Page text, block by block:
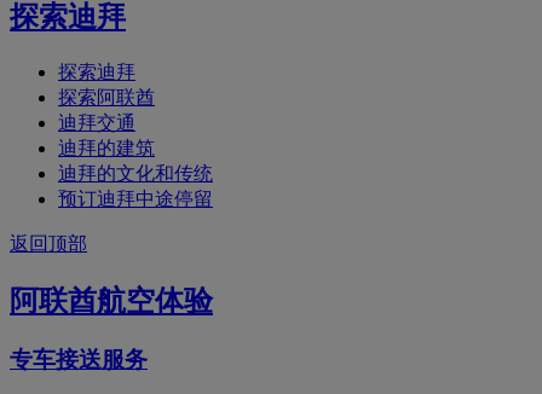
探索迪拜
探索迪拜
探索阿联酋
迪拜交通
迪拜的建筑
迪拜的文化和传统
预订迪拜中途停留
返回顶部
阿联酋航空体验
专车接送服务